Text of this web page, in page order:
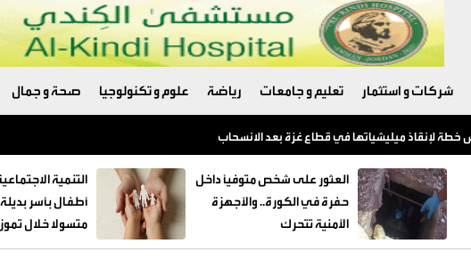
شركات و استثمار تعليم و جامعات رياضة علوم و تكنولوجيا صحة و جمال
العثور على شخص متوفيًا داخل
حفرة في الكورة.. والأجهزة
الأمنية تتحرك
متسولا خلال تموز